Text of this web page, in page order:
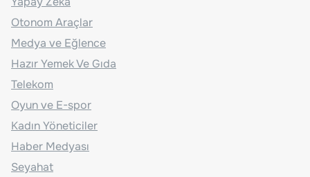
Otonom Araçlar
Medya ve Eğlence
Hazır Yemek Ve Gıda
Telekom
Oyun ve E-spor
Kadın Yöneticiler
Haber Medyası
Seyahat